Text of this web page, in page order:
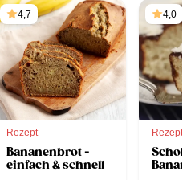
4,7
Rezept
Bananenbrot -
einfach & schnell
4,0
Rezept